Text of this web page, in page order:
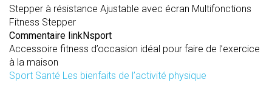
Stepper à résistance Ajustable avec écran Multifonctions
Fitness Stepper
Commentaire linkNsport
Accessoire fitness d’occasion idéal pour faire de l’exercice
à la maison
Sport Santé Les bienfaits de l’activité physique